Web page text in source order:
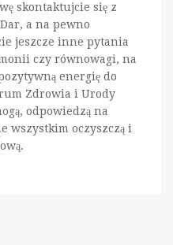
skontaktujcie się z
a na pewno
jeszcze inne pytania
czy równowagi, na
energię do
Zdrowia i Urody
odpowiedzą na
wszystkim oczyszczą i